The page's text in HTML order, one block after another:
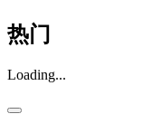
热门
Loading...